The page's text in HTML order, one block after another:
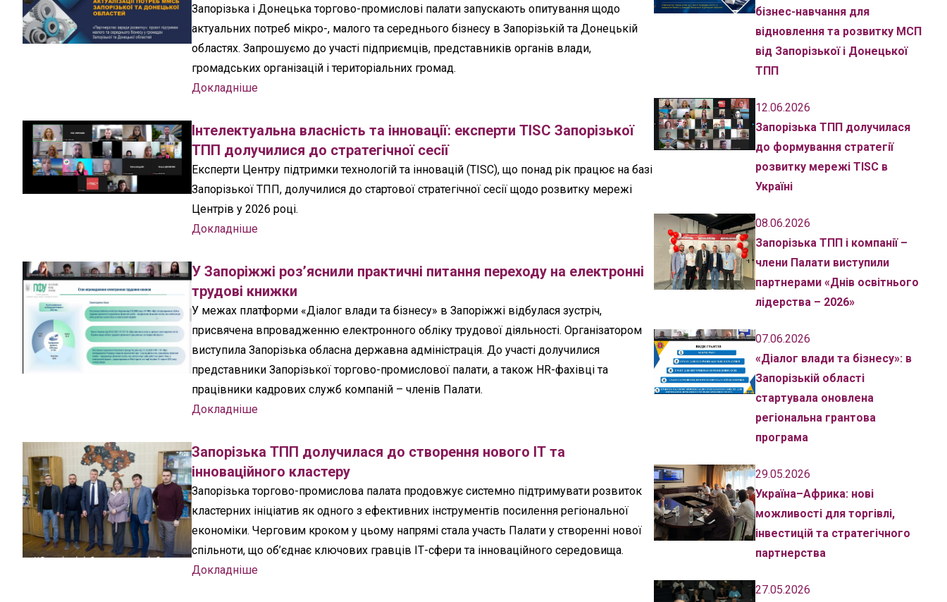
Запорізька і Донецька торгово-промислові палати запускають опитування щодо
актуальних потреб мікро-, малого та середнього бізнесу в Запорізькій та Донецькій
областях. Запрошуємо до участі підприємців, представників органів влади,
громадських організацій і територіальних громад.
Докладніше
Інтелектуальна власність та інновації: експерти TISC Запорізької
ТПП долучилися до стратегічної сесії
Експерти Центру підтримки технологій та інновацій (TISC), що понад рік працює на базі
Запорізької ТПП, долучилися до стартової стратегічної сесії щодо розвитку мережі
Центрів у 2026 році.
Докладніше
У Запоріжжі роз’яснили практичні питання переходу на електронні
трудові книжки
У межах платформи «Діалог влади та бізнесу» в Запоріжжі відбулася зустріч,
присвячена впровадженню електронного обліку трудової діяльності. Організатором
виступила Запорізька обласна державна адміністрація. До участі долучилися
представники Запорізької торгово-промислової палати, а також HR-фахівці та
працівники кадрових служб компаній – членів Палати.
Докладніше
Запорізька ТПП долучилася до створення нового ІТ та
інноваційного кластеру
Запорізька торгово-промислова палата продовжує системно підтримувати розвиток
кластерних ініціатив як одного з ефективних інструментів посилення регіональної
економіки. Черговим кроком у цьому напрямі стала участь Палати у створенні нової
спільноти, що об’єднає ключових гравців ІТ-сфери та інноваційного середовища.
Докладніше
бізнес-навчання для
відновлення та розвитку МСП
від Запорізької і Донецької
ТПП
12.06.2026
Запорізька ТПП долучилася
до формування стратегії
розвитку мережі TISC в
Україні
08.06.2026
Запорізька ТПП і компанії –
члени Палати виступили
партнерами «Днів освітнього
лідерства – 2026»
07.06.2026
«Діалог влади та бізнесу»: в
Запорізькій області
стартувала оновлена
регіональна грантова
програма
29.05.2026
Україна–Африка: нові
можливості для торгівлі,
інвестицій та стратегічного
партнерства
27.05.2026